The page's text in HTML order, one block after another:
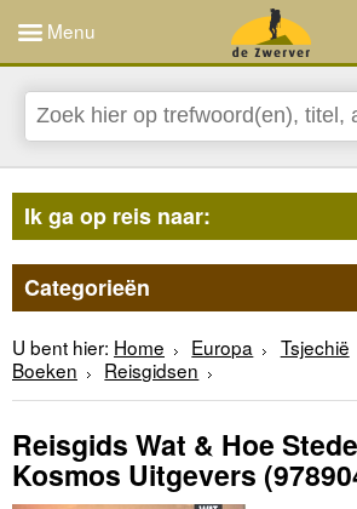
Menu
Ik ga op reis naar:
Categorieën
U bent hier: Home Europa Tsjechië
Boeken
Reisgidsen
Reisgids Wat & Hoe
Kosmos Uitgevers